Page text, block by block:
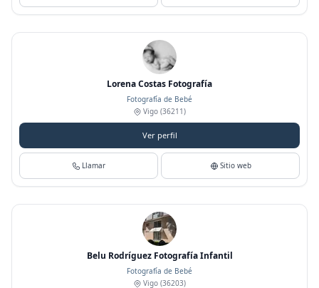
Lorena Costas Fotografía
Fotografía de Bebé
Vigo (36211)
Ver perfil
Llamar Sitio web
Belu Rodríguez Fotografía Infantil
Fotografía de Bebé
Vigo (36203)